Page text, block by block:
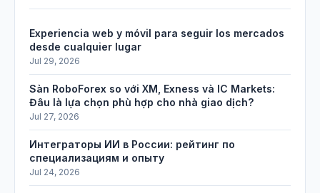
Experiencia web y móvil para seguir los mercados
desde cualquier lugar
Jul 29, 2026
Sàn RoboForex so với XM, Exness và IC Markets:
Đâu là lựa chọn phù hợp cho nhà giao dịch?
Jul 27, 2026
Интеграторы ИИ в России: рейтинг по
специализациям и опыту
Jul 24, 2026